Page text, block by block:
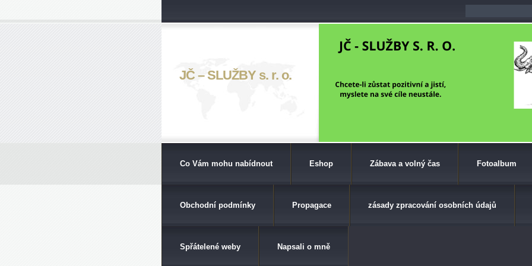
JČ – SLUŽBY s. r. o.
Co Vám mohu nabídnout Eshop Zábava a volný čas Fotoalbum
Obchodní podmínky Propagace zásady zpracování osobních údajů
Spřátelené weby Napsali o mně